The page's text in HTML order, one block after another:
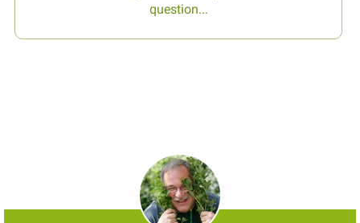
question...